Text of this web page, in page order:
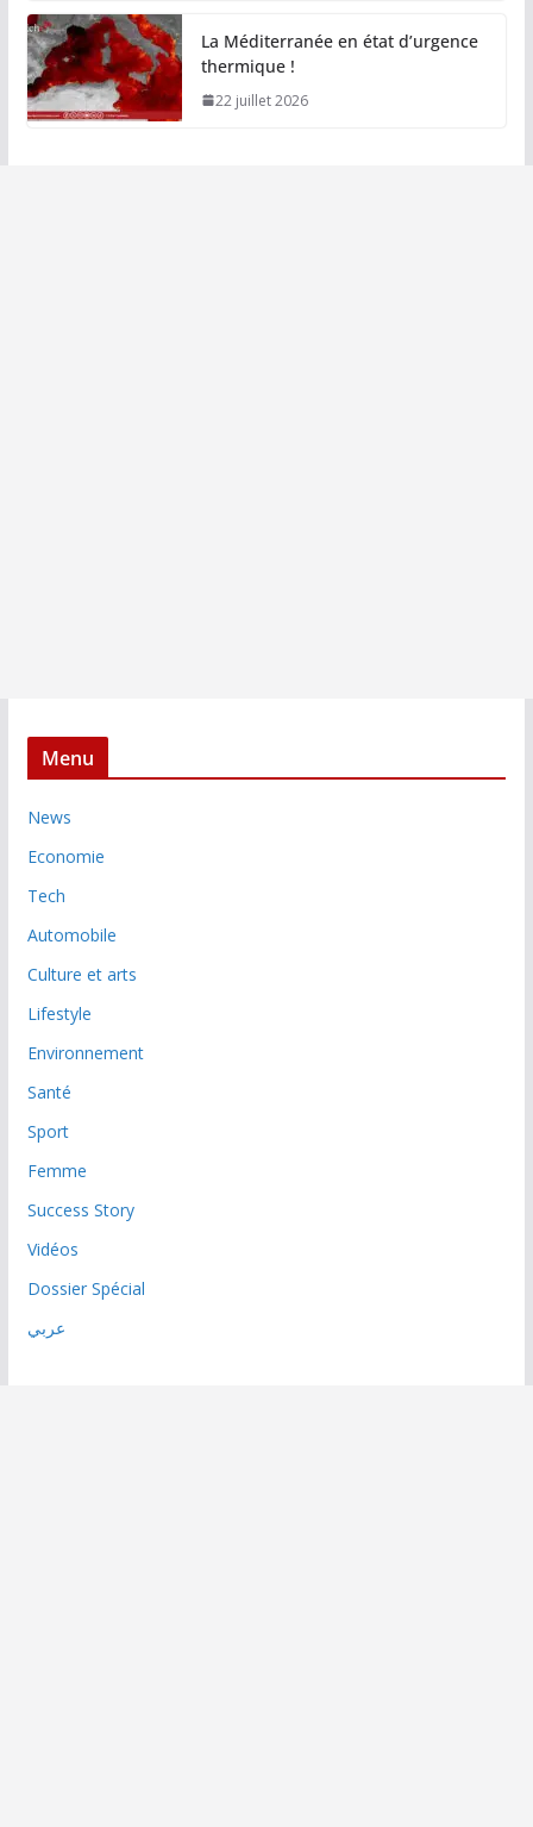
La Méditerranée en état d’urgence
thermique !
22 juillet 2026
Menu
News
Economie
Tech
Automobile
Culture et arts
Lifestyle
Environnement
Santé
Sport
Femme
Success Story
Vidéos
Dossier Spécial
عربي